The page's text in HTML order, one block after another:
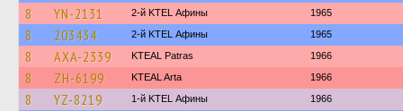
8 YN-2131 2-й KTEL Афины 1965
8 203434 2-й KTEL Афины 1965
8 AXA-2339 KTEAL Patras 1966
8 ZH-6199 KTEAL Arta 1966
8 YZ-8219 1-й KTEL Афины 1966